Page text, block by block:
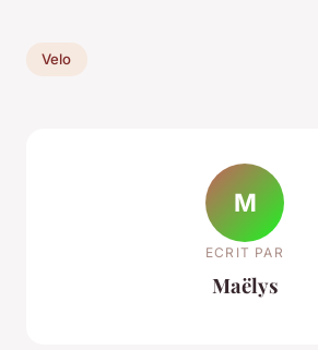
Velo
M
ECRIT PAR
Maëlys